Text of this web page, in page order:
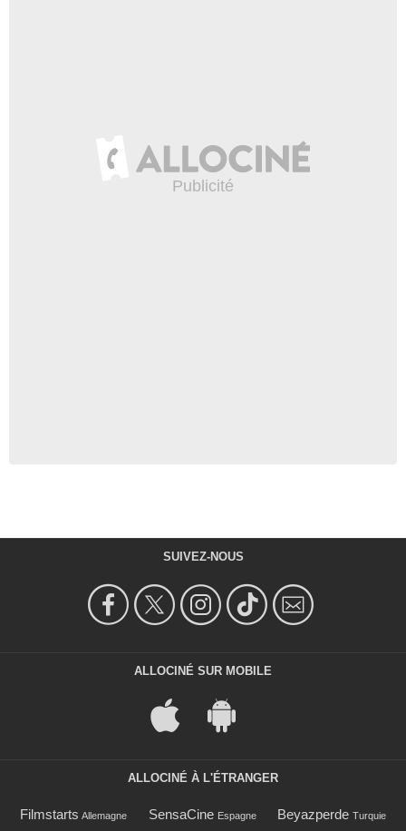
SUIVEZ-NOUS
ALLOCINÉ SUR MOBILE
ALLOCINÉ À L'ÉTRANGER
Filmstarts Allemagne SensaCine Espagne Beyazperde Turquie